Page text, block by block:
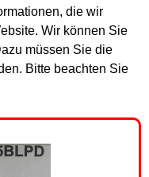
die wir
Wir können Sie
müssen Sie die
Bitte beachten Sie